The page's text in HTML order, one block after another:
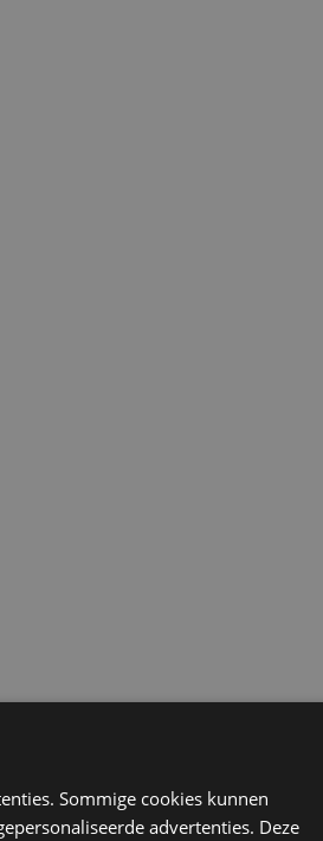
Sommige cookies kunnen
advertenties. Deze